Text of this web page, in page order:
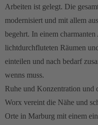
Arbeiten ist gelegt. Die
modernisiert und mit allem
begehrt. In einem
lichtdurchfluteten Räumen
einteilen und nach bedarf
wenns muss.
Ruhe und Konzentration und
Worx vereint die Nähe und
Orte in Marburg mit einem